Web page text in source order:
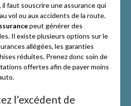
faut souscrire une assurance qui
vol ou aux accidents de la route.
peut générer des
Il existe plusieurs options sur le
allégées, les garanties
réduites. Prenez donc soin de
offertes afin de payer moins
l’excédent de